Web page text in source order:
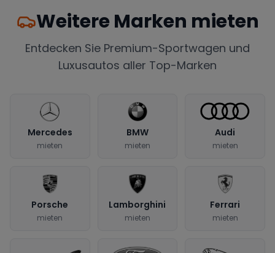
Weitere Marken mieten
Entdecken Sie Premium-Sportwagen und
Luxusautos aller Top-Marken
Mercedes
mieten
BMW
mieten
Audi
mieten
Porsche
mieten
Lamborghini
mieten
Ferrari
mieten